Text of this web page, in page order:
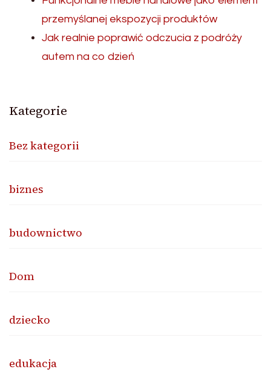
przemyślanej ekspozycji produktów
Jak realnie poprawić odczucia z podróży
autem na co dzień
Kategorie
Bez kategorii
biznes
budownictwo
Dom
dziecko
edukacja